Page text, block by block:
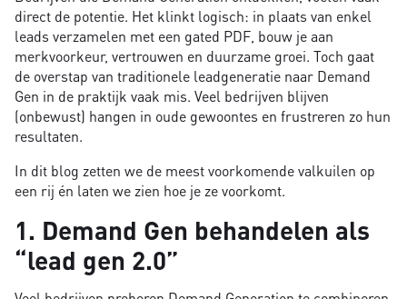
direct de potentie. Het klinkt logisch: in plaats van enkel
leads verzamelen met een gated PDF, bouw je aan
merkvoorkeur, vertrouwen en duurzame groei. Toch gaat
de overstap van traditionele leadgeneratie naar Demand
Gen in de praktijk vaak mis. Veel bedrijven blijven
(onbewust) hangen in oude gewoontes en frustreren zo hun
resultaten.
In dit blog zetten we de meest voorkomende valkuilen op
een rij én laten we zien hoe je ze voorkomt.
1. Demand Gen behandelen als
“lead gen 2.0”